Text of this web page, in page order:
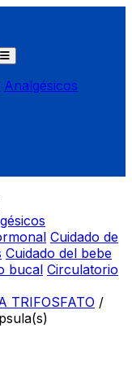
Analgésicos
Cuidado de
Cuidado del bebe
bucal Circulatorio
TRIFOSFATO /